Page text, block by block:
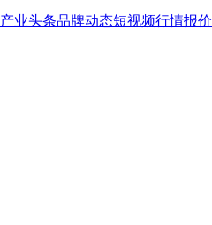
产业头条品牌动态短视频行情报价